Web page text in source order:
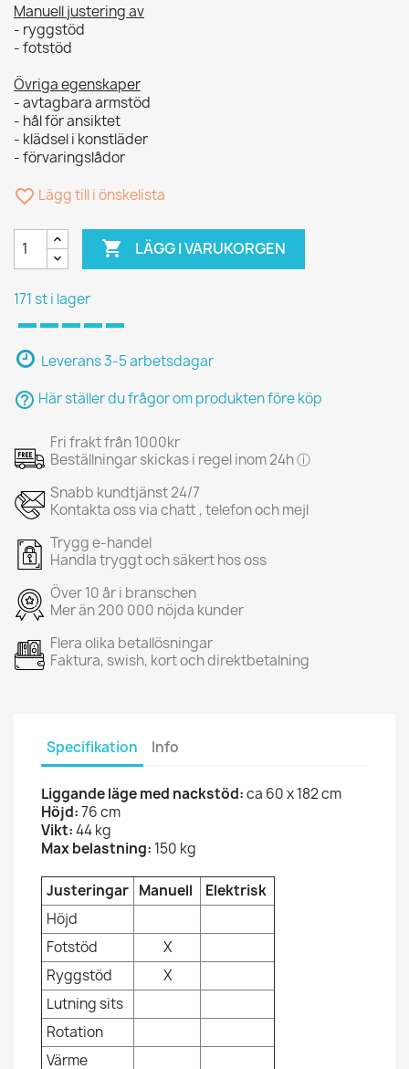
Manuell justering av
- ryggstöd
- fotstöd
Övriga egenskaper
- avtagbara armstöd
- hål för ansiktet
- klädsel i konstläder
- förvaringslådor
favorite_border Lägg till i önskelista
 LÄGG I VARUKORGEN
171 st i lager
Leverans 3-5 arbetsdagar
help_outline Här ställer du frågor om produkten före köp
Fri frakt från 1000kr
Beställningar skickas i regel inom 24h ⓘ
Snabb kundtjänst 24/7
Kontakta oss via chatt , telefon och mejl
Trygg e-handel
Handla tryggt och säkert hos oss
Över 10 år i branschen
Mer än 200 000 nöjda kunder
Flera olika betallösningar
Faktura, swish, kort och direktbetalning
Specifikation Info
Liggande läge med nackstöd:ca 60 x 182 cm
Höjd:76 cm
Vikt:44 kg
Max belastning: 150 kg
Justeringar Manuell
Elektrisk
Höjd
Fotstöd
X
Ryggstöd
X
Lutning sits
Rotation
Värme